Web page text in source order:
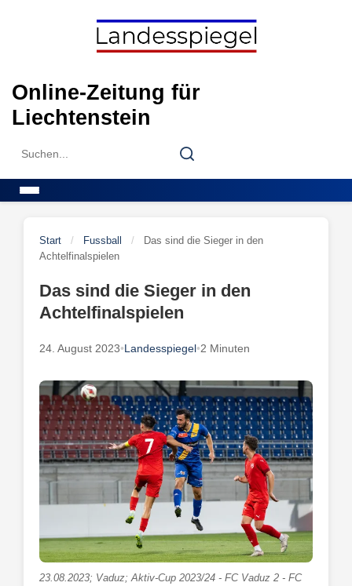
Online-Zeitung für
Liechtenstein
Search
Search
Start / Fussball /
Das sind die Sieger in den
Achtelfinalspielen
Das sind die Sieger in den
Achtelfinalspielen
24. August 2023•Landesspiegel•2 Minuten
23.08.2023; Vaduz; Aktiv-Cup 2023/24 - FC Vaduz 2 - FC